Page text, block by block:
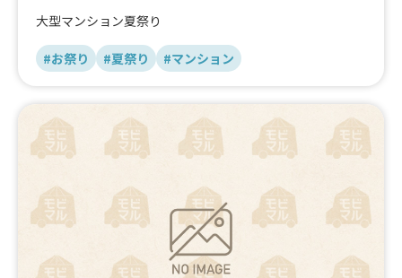
大型マンション夏祭り
#お祭り #夏祭り #マンション